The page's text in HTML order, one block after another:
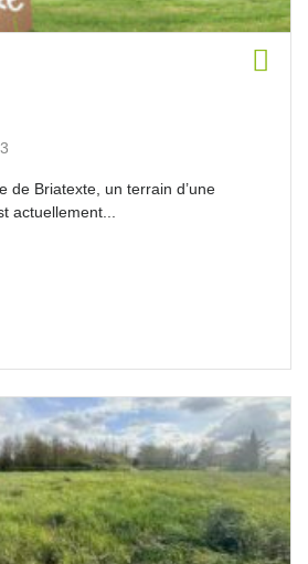
de Briatexte, un terrain d’une
actuellement...